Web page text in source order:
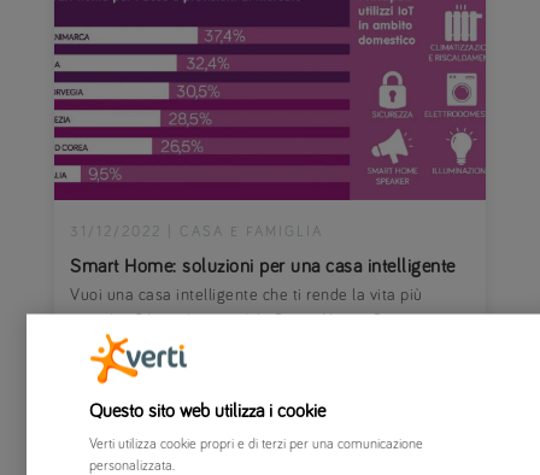
Smart Home: soluzioni per una casa intelligente
31/12/2022 CASA E FAMIGLIA
Vuoi una casa intelligente che ti rende la vita più
è facile portare la tecnologia a casa tua.
Questo sito web utilizza i cookie
Verti utilizza cookie propri e di terzi per una comunicazione
personalizzata.